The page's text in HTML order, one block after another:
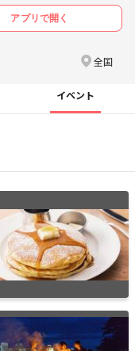
アプリで開く
全国
イベント